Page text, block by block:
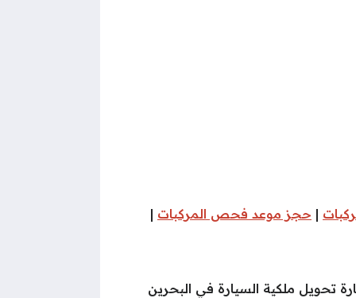
| حجز موعد فحص المركبات |
تحويل ملكية السيارة في البحرين